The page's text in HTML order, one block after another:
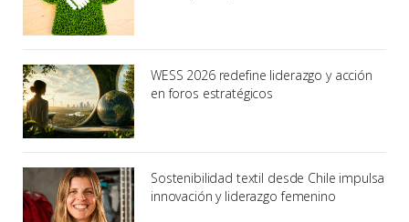
WESS 2026 redefine liderazgo y acción
en foros estratégicos
Sostenibilidad textil desde Chile impulsa
innovación y liderazgo femenino